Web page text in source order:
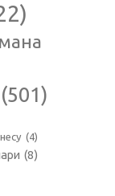
(501)
(4)
(8)